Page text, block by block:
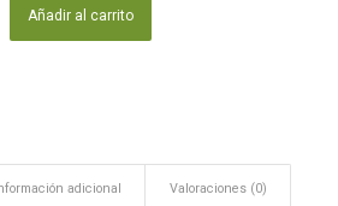
Añadir al carrito
adicional Valoraciones (0)